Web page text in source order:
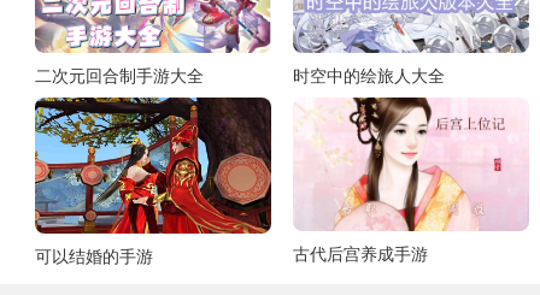
二次元回合制手游大全 时空中的绘旅人大全
可以结婚的手游 古代后宫养成手游